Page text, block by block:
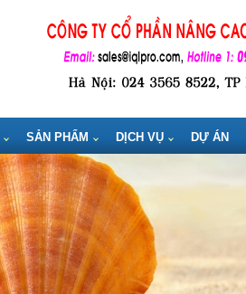
SẢN PHẨM DỊCH VỤ DỰ ÁN